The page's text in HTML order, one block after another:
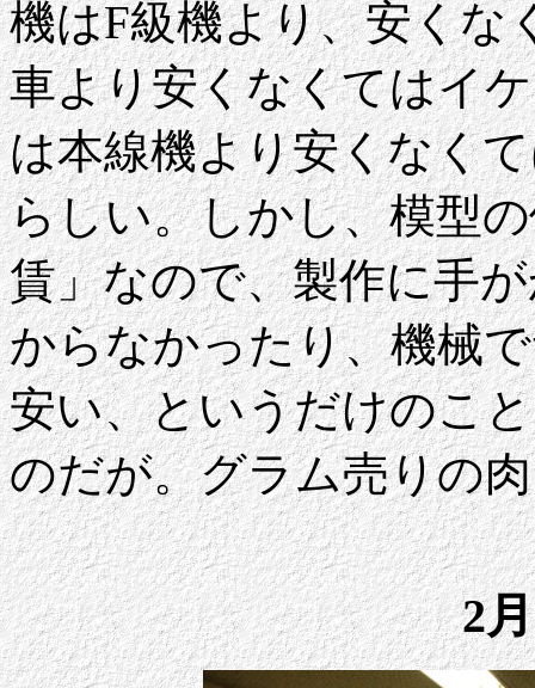
機はF級機より、安くな
車より安くなくてはイ
は本線機より安くなく
らしい。しかし、模型
賃」なので、製作に手
からなかったり、機械
安い、というだけのこ
のだが。グラム売りの
2